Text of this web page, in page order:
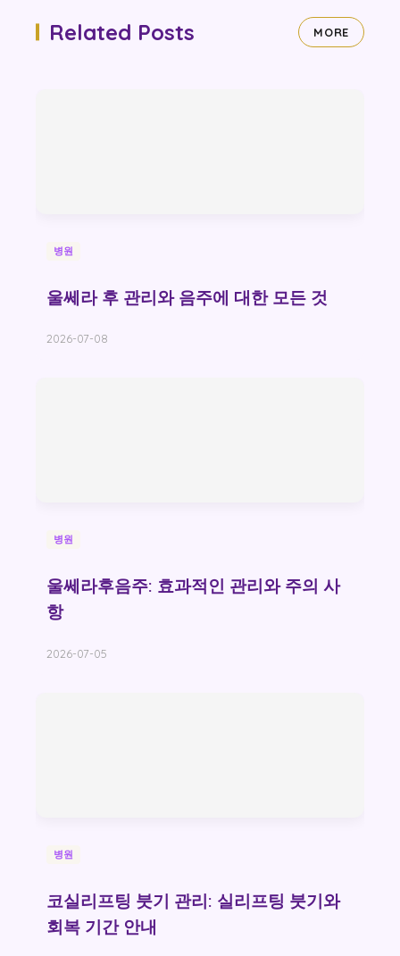
Related Posts MORE
병원
울쎄라 후 관리와 음주에 대한 모든 것
2026-07-08
병원
울쎄라후음주: 효과적인 관리와 주의 사
항
2026-07-05
병원
코실리프팅 붓기 관리: 실리프팅 붓기와
회복 기간 안내